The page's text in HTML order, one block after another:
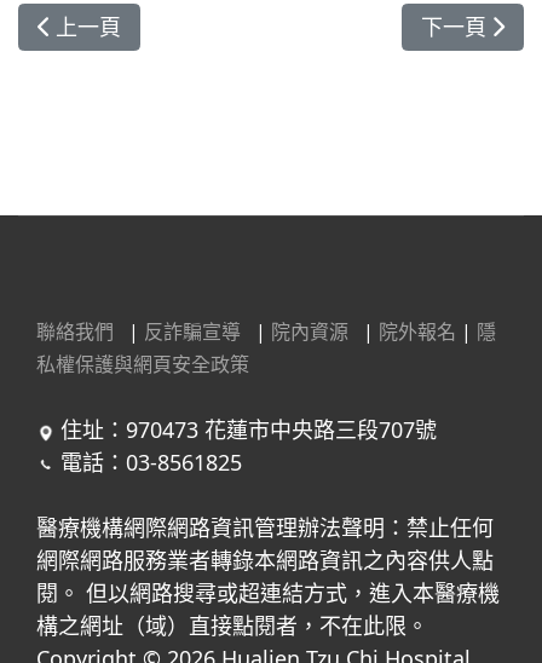
上一篇文章: 身心障礙者就業零距離 金展獎肯定
上一頁 下一篇文章
下一頁
聯絡我們 | 反詐騙宣導 | 院內資源 | 院外報名 | 隱
私權保護與網頁安全政策
住址：970473 花蓮市中央路三段707號
電話：03-8561825
醫療機構網際網路資訊管理辦法聲明：禁止任何
網際網路服務業者轉錄本網路資訊之內容供人點
閱。 但以網路搜尋或超連結方式，進入本醫療機
構之網址（域）直接點閱者，不在此限。